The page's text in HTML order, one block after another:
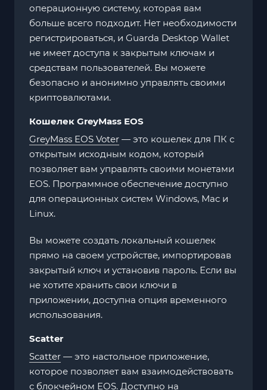
операционную систему, которая вам
больше всего подходит. Нет необходимости
регистрироваться, и Guarda Desktop Wallet
не имеет доступа к закрытым ключам и
средствам пользователей. Вы можете
безопасно и анонимно управлять своими
криптовалютами.
Кошелек GreyMass EOS
GreyMass EOS Voter — это кошелек для ПК с
открытым исходным кодом, который
позволяет вам управлять своими монетами
EOS. Программное обеспечение доступно
для операционных систем Windows, Mac и
Linux.
Вы можете создать локальный кошелек
прямо на своем устройстве, импортировав
закрытый ключ и установив пароль. Если вы
не хотите хранить свои ключи в
приложении, доступна опция временного
использования.
Scatter
Scatter — это настольное приложение,
которое позволяет вам взаимодействовать
с блокчейном EOS. Доступно на